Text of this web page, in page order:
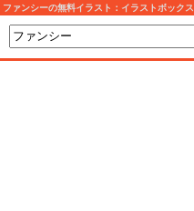
ファンシーの無料イラスト：イラストボックス